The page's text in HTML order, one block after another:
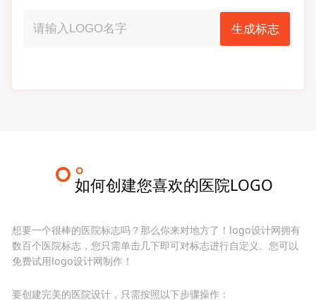
生成标志
如何创建您喜欢的医院LOGO
想要一个很棒的医院标志吗？那么你来对地方了！logo设计网拥有
数百个医院标志，您只需单击几下即可对标志进行自定义。您可以
免费试用logo设计网制作！
要创建完美的医院设计，只需按照以下步骤操作：